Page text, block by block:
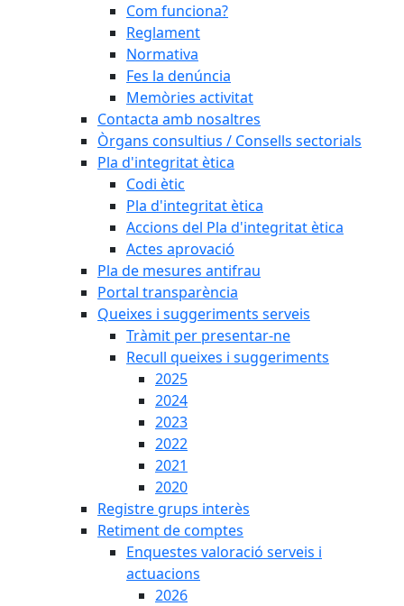
Com funciona?
Reglament
Normativa
Fes la denúncia
Memòries activitat
Contacta amb nosaltres
Òrgans consultius / Consells sectorials
Pla d'integritat ètica
Codi ètic
Pla d'integritat ètica
Accions del Pla d'integritat ètica
Actes aprovació
Pla de mesures antifrau
Portal transparència
Queixes i suggeriments serveis
Tràmit per presentar-ne
Recull queixes i suggeriments
2025
2024
2023
2022
2021
2020
Registre grups interès
Retiment de comptes
Enquestes valoració serveis i
actuacions
2026